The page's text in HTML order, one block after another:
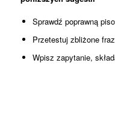
Sprawdź poprawną
Przetestuj zbliżone
Wpisz zapytanie,